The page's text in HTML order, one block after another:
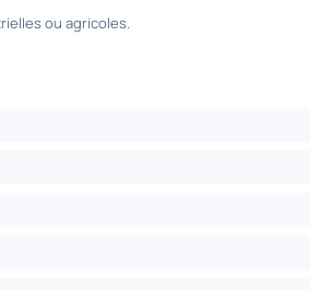
ou agricoles.